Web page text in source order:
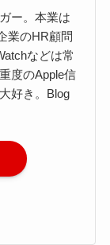
ー。本業は
業のHR顧問
などは常
度のApple信
好き。Blog